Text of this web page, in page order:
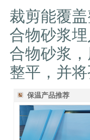
裁剪能覆
合物砂浆
合物砂浆
整平，并
保温产品推荐